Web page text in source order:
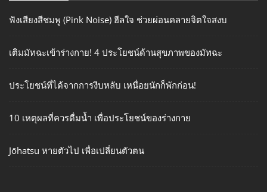
ฟังเสียงสีชมพู (Pink Noise) ฮีลใจ ช่วยผ่อนคลายจิตใจสงบ
เติมมัทฉะเข้าร่างกาย! 4 ประโยชน์ด้านสุขภาพของมัทฉะ
ประโยชน์ที่ได้จากการงีบหลับ เหนื่อยนักก็พักก่อน!
10 เหตุผลที่ควรดื่มน้ำ เพื่อประโยชน์ของร่างกาย
Jōhatsu หายตัวไป เพื่อเปลี่ยนตัวตน